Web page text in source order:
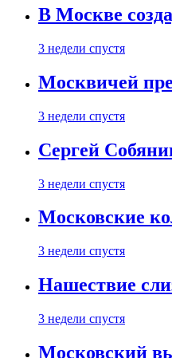
В Москве
3 недели спустя
Москвичей
3 недели спустя
Сергей
3 недели спустя
Московские
3 недели спустя
Нашествие
3 недели спустя
Московский